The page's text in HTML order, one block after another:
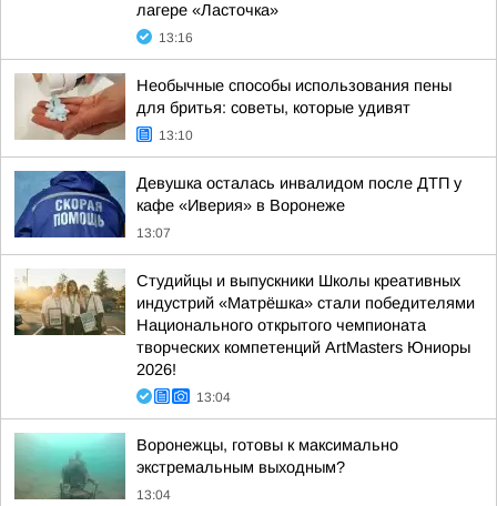
лагере «Ласточка»
13:16
Необычные способы использования пены
для бритья: советы, которые удивят
13:10
Девушка осталась инвалидом после ДТП у
кафе «Иверия» в Воронеже
13:07
Студийцы и выпускники Школы креативных
индустрий «Матрёшка» стали победителями
Национального открытого чемпионата
творческих компетенций ArtMasters Юниоры
2026!
13:04
Воронежцы, готовы к максимально
экстремальным выходным?
13:04